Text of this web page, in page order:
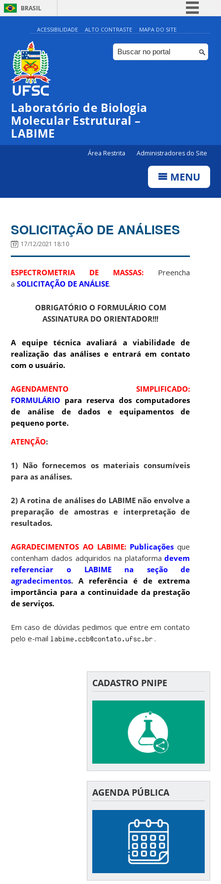
BRASIL
Simplifique!
Comunica BR
Participe
Canais
ACESSIBILIDADE ALTO CONTRASTE MAPA DO SITE
Laboratório de Biologia
Molecular Estrutural –
LABIME
Área Restrita Administradores do Site
MENU
SOLICITAÇÃO DE ANÁLISES
17/12/2021 18:10
ESPECTROMETRIA DE MASSAS: Preencha
aSOLICITAÇÃO DE ANÁLISE.
OBRIGATÓRIO O FORMULÁRIO COM
ASSINATURA DO ORIENTADOR!!!
A equipe técnica avaliará a viabilidade de
realização das análises e entrará em contato
com o usuário.
AGENDAMENTO SIMPLIFICADO:
FORMULÁRIO para reserva dos computadores
de análise de dados e equipamentos de
pequeno porte.
ATENÇÃO:
1) Não fornecemos os materiais consumíveis
para as análises.
2) A rotina de análises do LABIME não envolve a
preparação de amostras e interpretação de
resultados.
AGRADECIMENTOS AO LABIME: Publicaçõesque
contenham dados adquiridos na plataformadevem
referenciar o LABIME na seção de
agradecimentos.A referência é de extrema
importância para a continuidade da prestação
de serviços.
Em caso de dúvidas pedimos que entre em contato
pelo e-mail
.
CADASTRO PNIPE
AGENDA PÚBLICA